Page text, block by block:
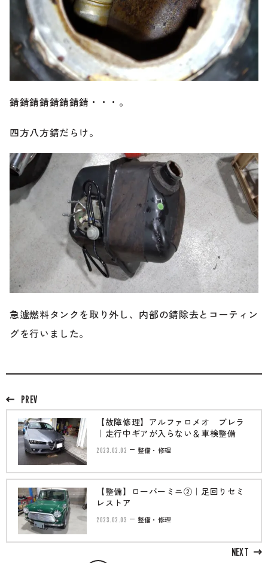
錆錆錆錆錆錆錆錆・・・。
四方八方錆だらけ。
急遽燃料タンクを取り外し、内部の錆除去とコーティン
グを行いました。
PREV
【故障修理】アルファロメオ ブレラ
｜走行中ギアが入らない＆車検整備
2023.02.02 整備・修理
NEXT
【整備】ローバーミニ②｜足回りセミ
レストア
2023.02.03 整備・修理